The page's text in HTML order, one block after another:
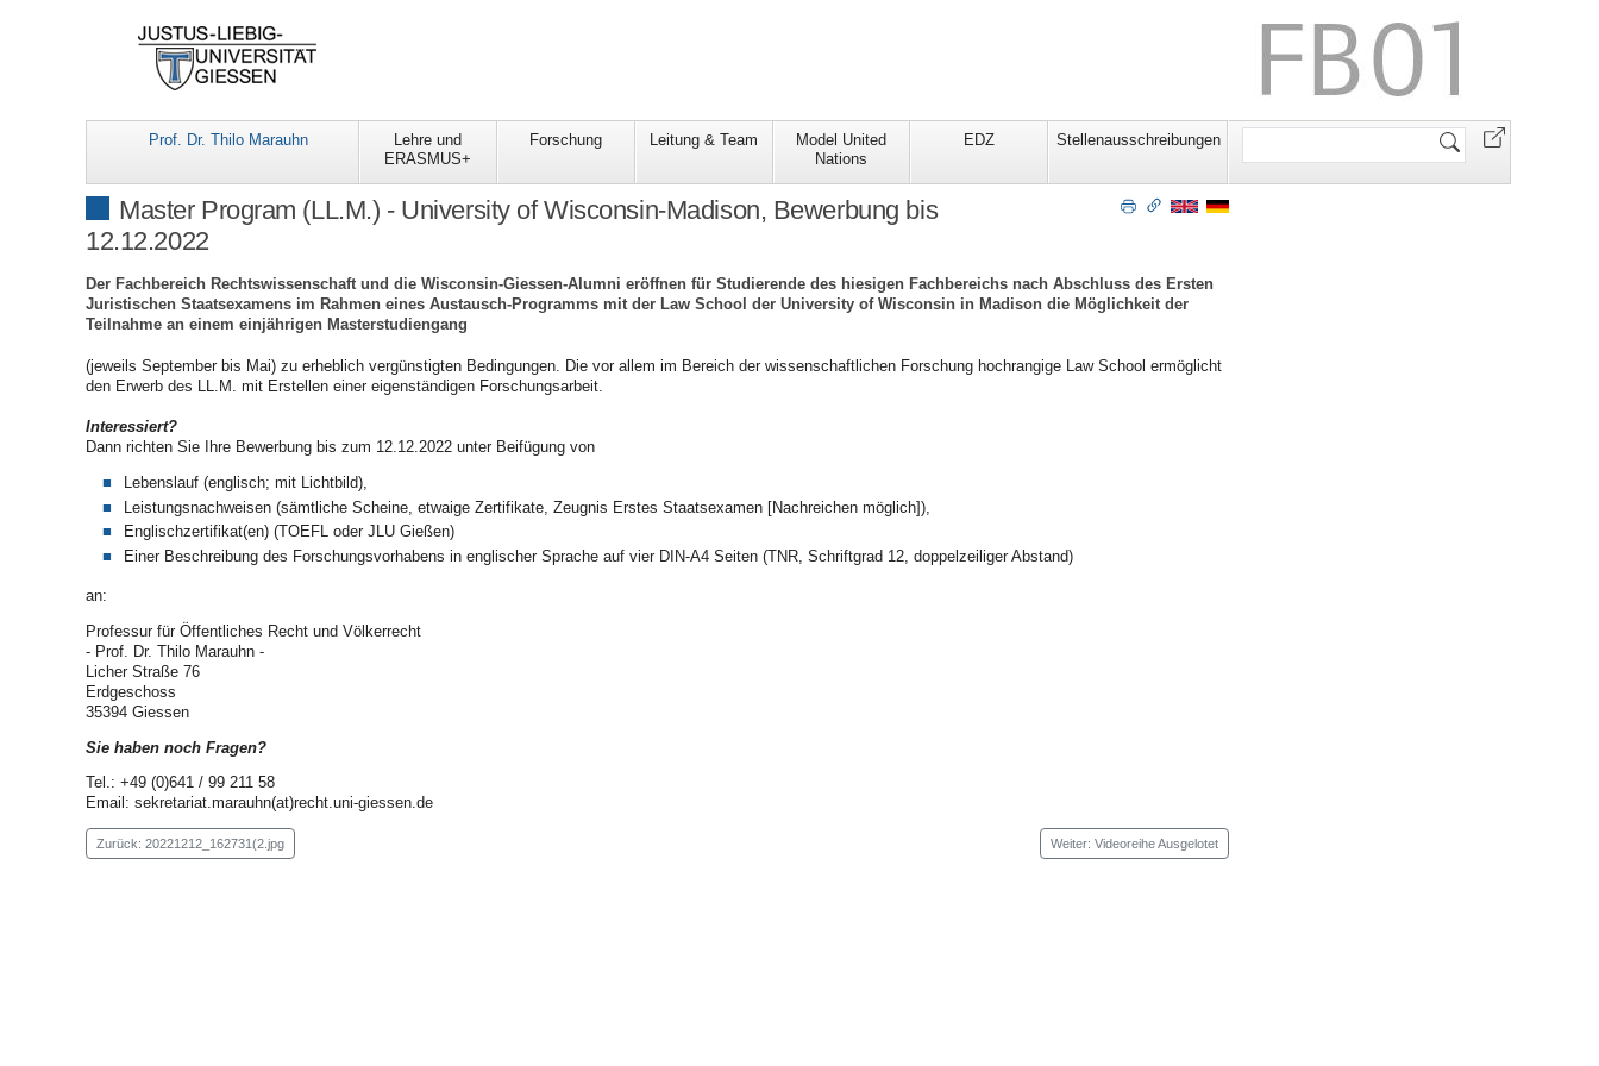
Prof. Dr. Thilo Marauhn
Lehre und
ERASMUS+
Forschung Leitung & Team
Model United
Nations
EDZ Stellenausschreibungen
Website
Master Program (LL.M.) - University of Wisconsin-Madison, Bewerbung bis
12.12.2022
Der Fachbereich Rechtswissenschaft und die Wisconsin-Giessen-Alumni eröffnen für Studierende des hiesigen Fachbereichs nach Abschluss des Ersten
Juristischen Staatsexamens im Rahmen eines Austausch-Programms mit der Law School der University of Wisconsin in Madison die Möglichkeit der
Teilnahme an einem einjährigen Masterstudiengang
(jeweils September bis Mai) zu erheblich vergünstigten Bedingungen. Die vor allem im Bereich der wissenschaftlichen Forschung hochrangige Law School ermöglicht
den Erwerb des LL.M. mit Erstellen einer eigenständigen Forschungsarbeit.
Interessiert?
Dann richten Sie Ihre Bewerbung bis zum 12.12.2022 unter Beifügung von
Lebenslauf (englisch; mit Lichtbild),
Leistungsnachweisen (sämtliche Scheine, etwaige Zertifikate, Zeugnis Erstes Staatsexamen [Nachreichen möglich]),
Englischzertifikat(en) (TOEFL oder JLU Gießen)
Einer Beschreibung des Forschungsvorhabens in englischer Sprache auf vier DIN-A4 Seiten (TNR, Schriftgrad 12, doppelzeiliger Abstand)
an:
Professur für Öffentliches Recht und Völkerrecht
- Prof. Dr. Thilo Marauhn -
Licher Straße 76
Erdgeschoss
35394 Giessen
Sie haben noch Fragen?
Tel.: +49 (0)641 / 99 211 58
Email: sekretariat.marauhn(at)recht.uni-giessen.de
Zurück: 20221212_162731(2.jpg Weiter: Videoreihe Ausgelotet